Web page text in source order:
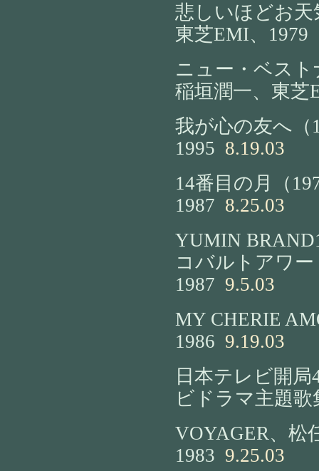
悲しいほどお
東芝EMI、1979
ニュー・ベス
稲垣潤一、東芝
我が心の友へ（
1995 8.19.03
14番目の月（
1987 8.25.03
YUMIN
コバルトアワ
1987 9.5.03
MY CHERIE
1986 9.19.03
日本テレビ開
ビドラマ主題
VOYAGER、松
1983 9.25.03